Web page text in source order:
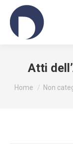
Atti
You are here:
Home Non